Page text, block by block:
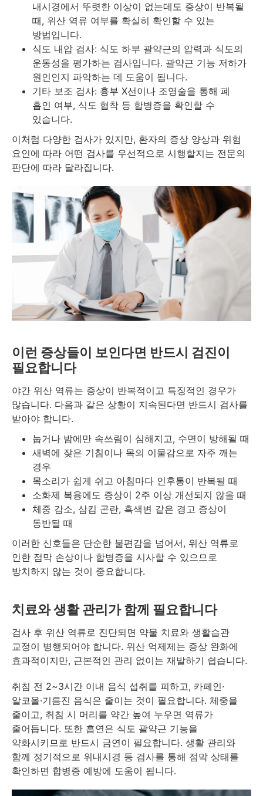
내시경에서 뚜렷한 이상이 없는데도 증상이 반복될
때, 위산 역류 여부를 확실히 확인할 수 있는
방법입니다.
식도 내압 검사: 식도 하부 괄약근의 압력과 식도의
운동성을 평가하는 검사입니다. 괄약근 기능 저하가
원인인지 파악하는 데 도움이 됩니다.
기타 보조 검사: 흉부 X선이나 조영술을 통해 폐
흡인 여부, 식도 협착 등 합병증을 확인할 수
있습니다.
이처럼 다양한 검사가 있지만, 환자의 증상 양상과 위험
요인에 따라 어떤 검사를 우선적으로 시행할지는 전문의
판단에 따라 달라집니다.
이런 증상들이 보인다면 반드시 검진이
필요합니다
야간 위산 역류는 증상이 반복적이고 특징적인 경우가
많습니다. 다음과 같은 상황이 지속된다면 반드시 검사를
받아야 합니다.
눕거나 밤에만 속쓰림이 심해지고, 수면이 방해될 때
새벽에 잦은 기침이나 목의 이물감으로 자주 깨는
경우
목소리가 쉽게 쉬고 아침마다 인후통이 반복될 때
소화제 복용에도 증상이 2주 이상 개선되지 않을 때
체중 감소, 삼킴 곤란, 흑색변 같은 경고 증상이
동반될 때
이러한 신호들은 단순한 불편감을 넘어서, 위산 역류로
인한 점막 손상이나 합병증을 시사할 수 있으므로
방치하지 않는 것이 중요합니다.
치료와 생활 관리가 함께 필요합니다
검사 후 위산 역류로 진단되면 약물 치료와 생활습관
교정이 병행되어야 합니다. 위산 억제제는 증상 완화에
효과적이지만, 근본적인 관리 없이는 재발하기 쉽습니다.
취침 전 2~3시간 이내 음식 섭취를 피하고, 카페인·
알코올·기름진 음식은 줄이는 것이 필요합니다. 체중을
줄이고, 취침 시 머리를 약간 높여 누우면 역류가
줄어듭니다. 또한 흡연은 식도 괄약근 기능을
약화시키므로 반드시 금연이 필요합니다. 생활 관리와
함께 정기적으로 위내시경 등 검사를 통해 점막 상태를
확인하면 합병증 예방에 도움이 됩니다.